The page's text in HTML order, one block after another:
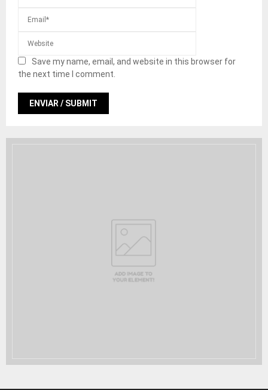
Save my name, email, and website in this browser for
the next time I comment.